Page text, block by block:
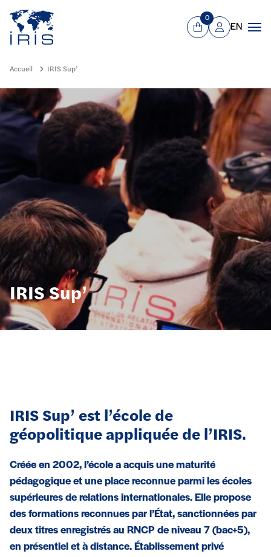
Aller au contenu principal
Panier
0
Mon compte
EN
Accueil IRIS Sup’
IRIS Sup’
IRIS Sup’ est l’école de
géopolitique appliquée de l’IRIS.
Créée en 2002, l’école a acquis une maturité
pédagogique et une place reconnue parmi les écoles
supérieures de relations internationales. Elle propose
des formations reconnues par l’État, sanctionnées par
deux titres enregistrés au RNCP de niveau 7 (bac+5),
en présentiel et à distance. Établissement privé